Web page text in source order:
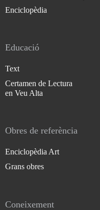
Enciclopèdia
Educació
Text
Certamen de Lectura
en Veu Alta
Obres de referència
Enciclopèdia Art
Grans obres
Coneixement